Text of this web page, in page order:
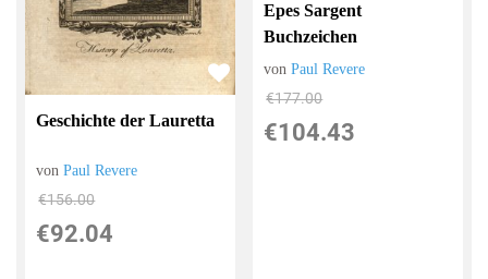
Geschichte der Lauretta
vonPaul Revere
€156.00
€92.04
Epes Sargent
Buchzeichen
vonPaul Revere
€177.00
€104.43